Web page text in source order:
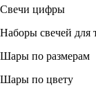
Свечи цифры
Наборы свечей для
Шары по размерам
Шары по цвету